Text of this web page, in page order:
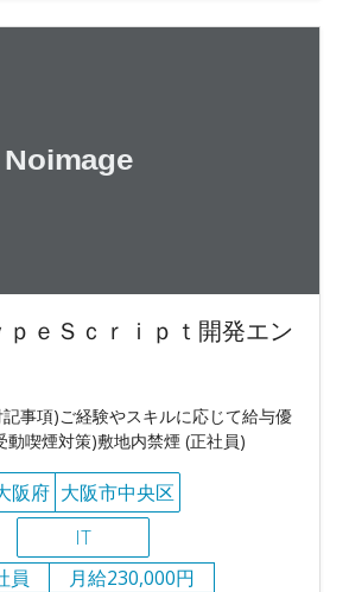
ｐｅＳｃｒｉｐｔ開発エン
事項)ご経験やスキルに応じて給与優
動喫煙対策)敷地内禁煙 (正社員)
阪府 大阪市中央区
IT
員
月給230,000円